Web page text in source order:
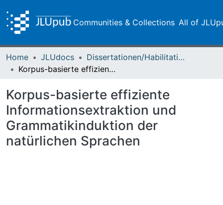
Communities & Collections All of
Home JLUdocs
Dissertationen/Habilitationen
Korpus-basierte effiziente Informationsextraktion und Grammatikinduktion der natürlichen Sprachen
Korpus-basierte effiziente
Informationsextraktion und
Grammatikinduktion der
natürlichen Sprachen